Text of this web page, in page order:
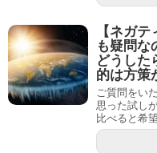
【ネガ
も疑問な
どうした
的は方策
ご質問をい
思った試し
比べると希